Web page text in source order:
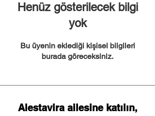
Henüz gösterilecek bilgi
yok
Bu üyenin eklediği kişisel bilgileri
burada göreceksiniz.
Alestavira ailesine katılın,